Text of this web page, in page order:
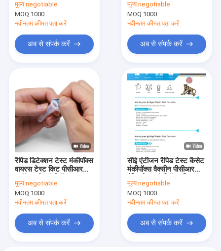
क्वांटिटेटिव मापन
मूल्य:negotiable
MOQ:1000
नवीनतम कीमत पता करें
अब से संपर्क करें
मंकीपॉक्स का प्रकोप
मूल्य:negotiable
MOQ:1000
नवीनतम कीमत पता करें
अब से संपर्क करें
रैपिड डिटेक्शन टेस्ट मंकीपॉक्स
वायरस टेस्ट किट पीसीआर
रैपिड एंटीजन टेस्ट किट
मूल्य:negotiable
MOQ:1000
नवीनतम कीमत पता करें
अब से संपर्क करें
सीई एंटीजन रैपिड टेस्ट कैसेट
मंकीपॉक्स वैक्सीन पीसीआर
मूल्य:negotiable
MOQ:1000
नवीनतम कीमत पता करें
अब से संपर्क करें